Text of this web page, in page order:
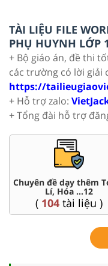
TÀI LIỆU FILE
PHỤ HUYNH LỚP
+ Bộ giáo án, đề thi
các trường có lời giải
https://
+ Hỗ trợ zalo:
+ Tổng đài hỗ trợ
Chuyên đề dạy thêm
Lí, Hóa ...12
( 104tài liệu )